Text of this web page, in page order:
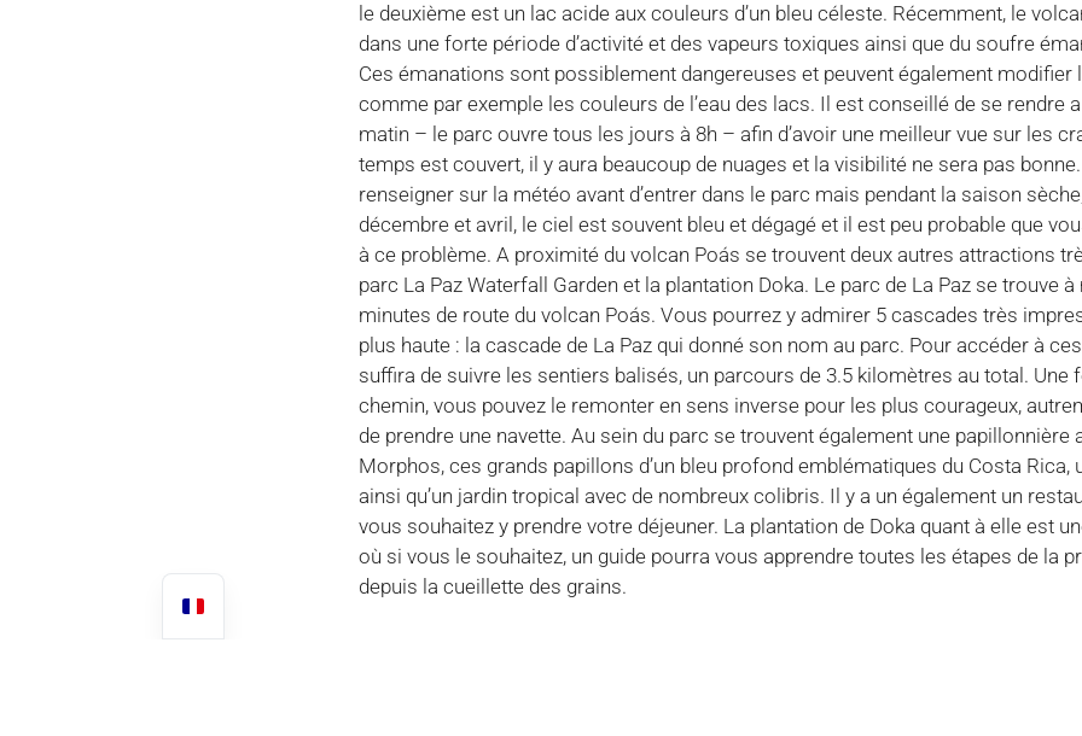
le deuxième est un lac acide aux couleurs d’un bleu céleste. Récemment, le
dans une forte période d’activité et des vapeurs toxiques ainsi que du soufre
Ces émanations sont possiblement dangereuses et peuvent également modifier
comme par exemple les couleurs de l’eau des lacs. Il est conseillé de se rendre
matin – le parc ouvre tous les jours à 8h – afin d’avoir une meilleur vue sur les
temps est couvert, il y aura beaucoup de nuages et la visibilité ne sera pas
renseigner sur la météo avant d’entrer dans le parc mais pendant la saison
décembre et avril, le ciel est souvent bleu et dégagé et il est peu probable que
à ce problème. A proximité du volcan Poás se trouvent deux autres attractions
parc La Paz Waterfall Garden et la plantation Doka. Le parc de La Paz se trouve
minutes de route du volcan Poás. Vous pourrez y admirer 5 cascades très
plus haute : la cascade de La Paz qui donné son nom au parc. Pour accéder à
suffira de suivre les sentiers balisés, un parcours de 3.5 kilomètres au total. Une
chemin, vous pouvez le remonter en sens inverse pour les plus courageux,
de prendre une navette. Au sein du parc se trouvent également une papillonnière
Morphos, ces grands papillons d’un bleu profond emblématiques du Costa Rica,
ainsi qu’un jardin tropical avec de nombreux colibris. Il y a un également un
vous souhaitez y prendre votre déjeuner. La plantation de Doka quant à elle est
où si vous le souhaitez, un guide pourra vous apprendre toutes les étapes de la
depuis la cueillette des grains.